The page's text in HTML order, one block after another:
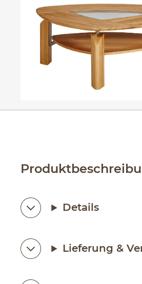
Details
Lieferung &